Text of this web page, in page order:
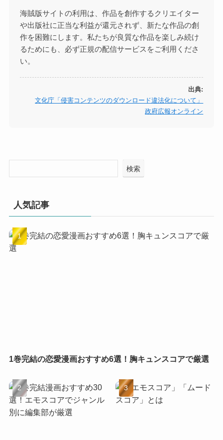
海賊版サイトの利用は、作品を創作するクリエイター
や出版社に正当な利益が還元されず、新たな作品の創
作を困難にします。私たちが良質な作品を楽しみ続け
るためにも、必ず正規の配信サービスをご利用くださ
い。
出典:
文化庁「侵害コンテンツのダウンロード違法化について」
政府広報オンライン
検索
人気記事
1巻完結の恋愛漫画おすすめ6選！胸キュンスコアで厳選